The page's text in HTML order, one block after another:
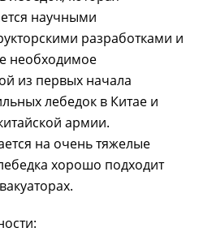
научными
разработками и
необходимое
из первых начала
лебедок в Китае и
армии.
на очень тяжелые
хорошо подходит